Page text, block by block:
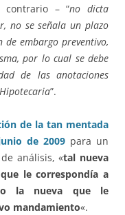
– “no dicta
no se señala un plazo
embargo preventivo,
por lo cual se debe
de las anotaciones
”.
de la tan mentada
de 2009para un
análisis, «tal nueva
le correspondía a
la nueva que le
mandamiento«.